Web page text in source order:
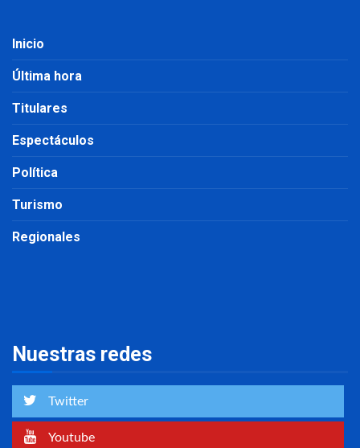
Inicio
Última hora
Titulares
Espectáculos
Política
Turismo
Regionales
Nuestras redes
Twitter
Youtube